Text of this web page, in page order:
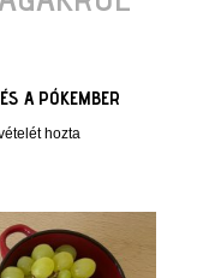
A PÓKEMBER
hozta